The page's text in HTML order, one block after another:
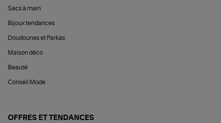
Sacs à main
Bijoux tendances
Doudounes et Parkas
Maison déco
Beauté
Conseil Mode
OFFRES ET TENDANCES